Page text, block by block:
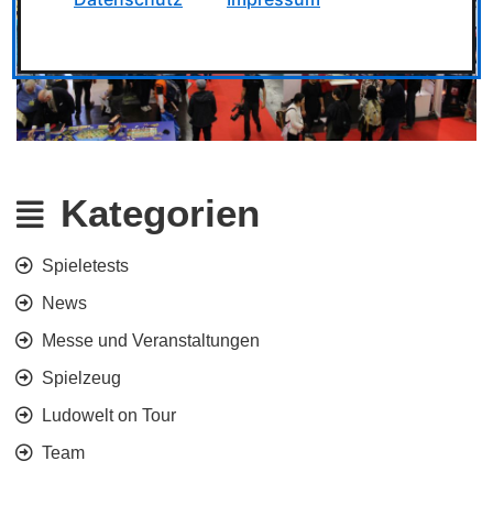
Kategorien
Spieletests
News
Messe und Veranstaltungen
Spielzeug
Ludowelt on Tour
Team